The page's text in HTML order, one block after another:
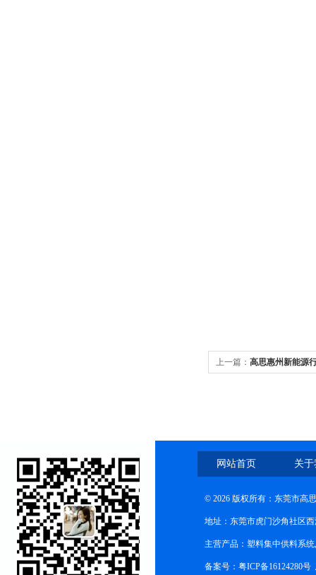
上一篇： 高思惠州新能源
网站首页 关
© 2026 版权所有：东莞市高
地址：东莞市虎门沙角社区
主营产品：塑料集中供料系
备案号：粤ICP备16124280号